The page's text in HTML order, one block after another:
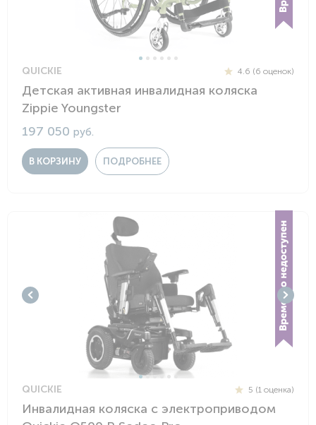
QUICKIE 4.6 (6 оценок)
Детская активная инвалидная коляска
Zippie Youngster
197 050 руб.
В КОРЗИНУ ПОДРОБНЕЕ
QUICKIE 5 (1 оценка)
Инвалидная коляска с электроприводом